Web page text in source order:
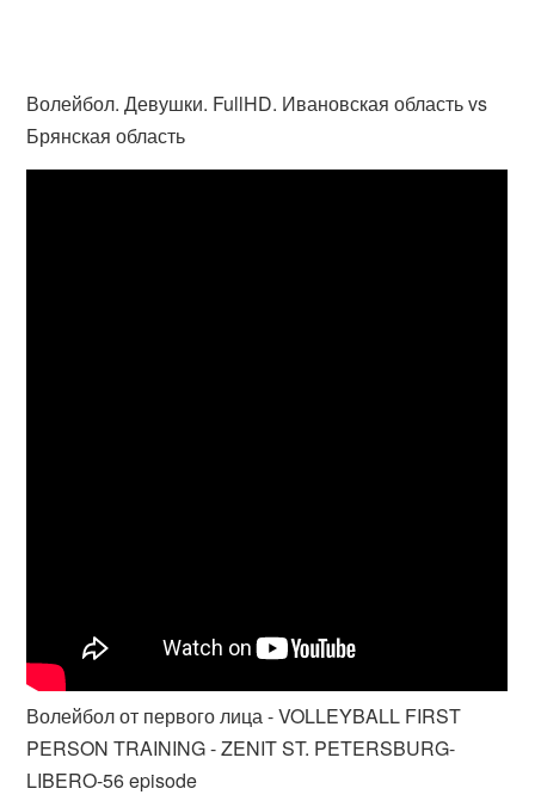
Волейбол. Девушки. FullHD. Ивановская область vs
Брянская область
Волейбол от первого лица - VOLLEYBALL FIRST
PERSON TRAINING - ZENIT ST. PETERSBURG-
LIBERO-56 episode